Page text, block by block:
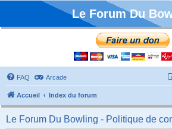
Le Forum Du
FAQ Arcade
Accueil Index du forum
Le Forum Du Bowling - Politique de